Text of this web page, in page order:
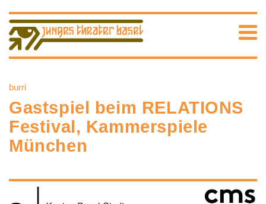
burri
Gastspiel beim RELATIONS
Festival, Kammerspiele
München